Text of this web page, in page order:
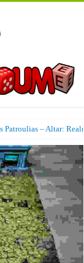
Patroulias – Altar: